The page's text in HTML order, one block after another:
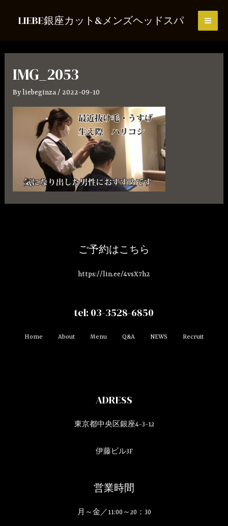
LIEBE銀座カット&メンズヘッドスパ
IMG_2053
Byliebeginza / 2022-09-10
ご予約はこちら
https://lin.ee/4vsX7h2
tel: 03-3528-6850
Home About Menu Q&A NEWS Recruit
ADRESS
東京都中央区銀座4-3-12
伊藤ビル3F
営業時間
月～金／11:00～20：30